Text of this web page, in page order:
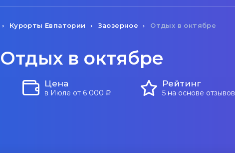
Курорты Евпатории Заозерное Отдых в октябре
в октябре
Цена
в Июле от 6 000 a
Рейтинг
5 на основе отзывов